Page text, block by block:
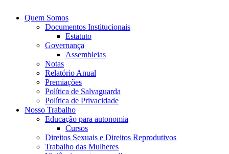
Quem Somos
Documentos Institucionais
Estatuto
Governança
Assembleias
Notas
Relatório Anual
Premiações
Política de Salvaguarda
Política de Privacidade
Nosso Trabalho
Educação para autonomia
Cursos
Direitos Sexuais e Direitos Reprodutivos
Trabalho das Mulheres